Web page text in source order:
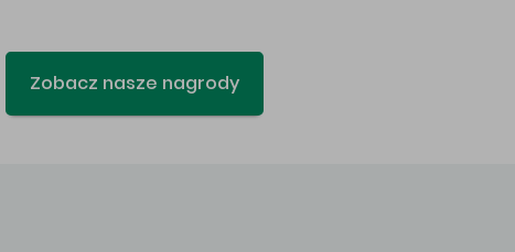
Zobacz nasze nagrody